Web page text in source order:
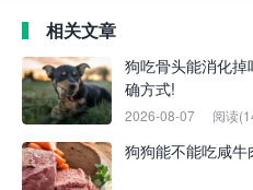
相关文章
狗吃骨头能消化
确方式!
2026-08-07 阅读
狗狗能不能吃咸